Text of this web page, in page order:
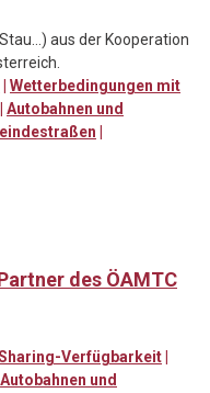
aus der Kooperation
| Wetterbedingungen mit
| Autobahnen und
|
des ÖAMTC
Verfügbarkeit|
Autobahnen und